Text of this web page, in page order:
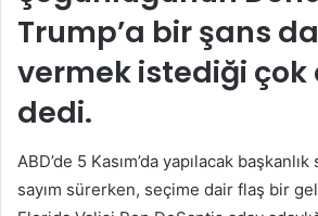
Trump’a bir şans
vermek istediği çok
dedi.
ABD’de 5 Kasım’da yapılacak
sayım sürerken, seçime dair flaş bir